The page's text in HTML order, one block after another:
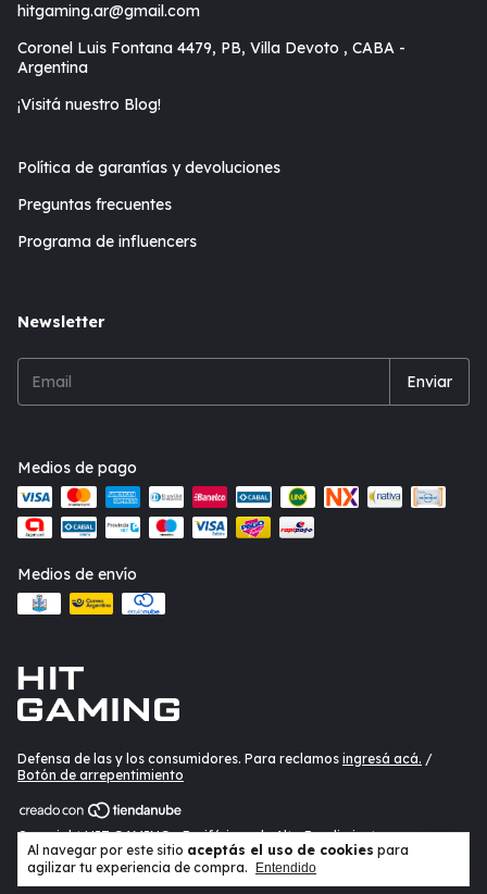
Al navegar por este sitio aceptás el uso de cookies para
agilizar tu experiencia de compra.
Entendido
hitgaming.ar@gmail.com
Coronel Luis Fontana 4479, PB, Villa Devoto , CABA -
Argentina
¡Visitá nuestro Blog!
Política de garantías y devoluciones
Preguntas frecuentes
Programa de influencers
Newsletter
Medios de pago
Medios de envío
Defensa de las y los consumidores. Para reclamos ingresá acá. /
Botón de arrepentimiento
Copyright HIT GAMING - Periféricos de Alto Rendimiento -
20402435330 - 2026. Todos los derechos reservados.